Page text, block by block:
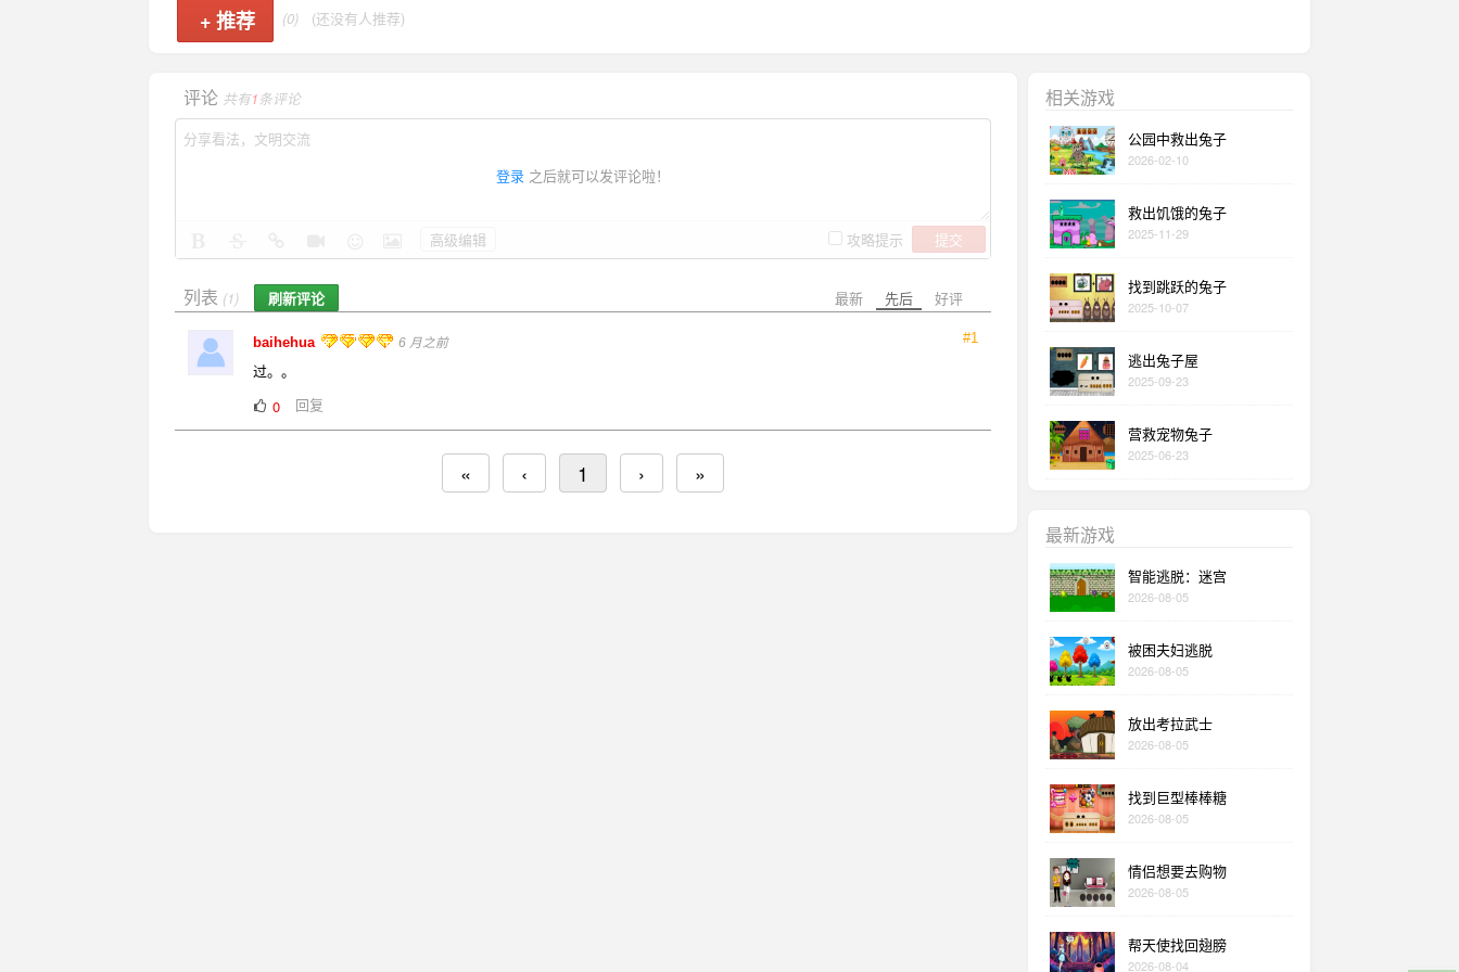
+ 推荐 (0) (还没有人推荐)
评论 共有1条评论
登录 之后就可以发评论啦！
攻略提示 提交
高级编辑
最新 先后 好评
列表 (1) 刷新评论
#1
baihehua 6 月之前
过。。
0
回复
« ‹ 1 › »
相关游戏
公园中救出兔子
2026-02-10
救出饥饿的兔子
2025-11-29
找到跳跃的兔子
2025-10-07
逃出兔子屋
2025-09-23
营救宠物兔子
2025-06-23
最新游戏
智能逃脱：迷宫
2026-08-05
被困夫妇逃脱
2026-08-05
放出考拉武士
2026-08-05
找到巨型棒棒糖
2026-08-05
情侣想要去购物
2026-08-05
帮天使找回翅膀
2026-08-04